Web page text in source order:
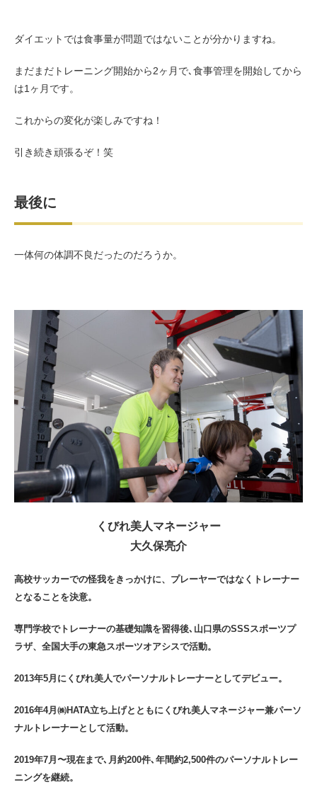
ダイエットでは食事量が問題ではないことが分かりますね。
まだまだトレーニング開始から2ヶ月で､食事管理を開始してから
は1ヶ月です。
これからの変化が楽しみですね！
引き続き頑張るぞ！笑
最後に
一体何の体調不良だったのだろうか。
くびれ美人マネージャー
大久保亮介
高校サッカーでの怪我をきっかけに、プレーヤーではなくトレーナー
となることを決意。
専門学校でトレーナーの基礎知識を習得後､山口県のSSSスポーツプ
ラザ、全国大手の東急スポーツオアシスで活動。
2013年5月にくびれ美人でパーソナルトレーナーとしてデビュー。
2016年4月㈱HATA立ち上げとともにくびれ美人マネージャー兼パーソ
ナルトレーナーとして活動。
2019年7月〜現在まで､月約200件､年間約2,500件のパーソナルトレー
ニングを継続。